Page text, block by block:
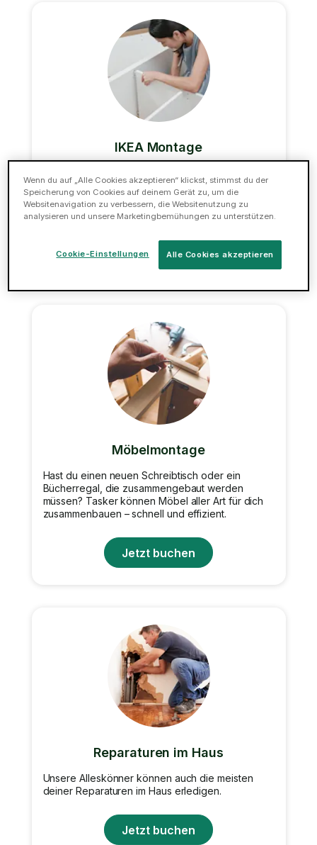
IKEA Montage
zusammenbauen zu müssen? Wir können deinen
Schreibtisch, dein Bett, deinen Schrank oder dein
Bücherregal zusammenbauen.
Jetzt buchen
Möbelmontage
Hast du einen neuen Schreibtisch oder ein
Bücherregal, die zusammengebaut werden
müssen? Tasker können Möbel aller Art für dich
zusammenbauen – schnell und effizient.
Jetzt buchen
Reparaturen im Haus
Unsere Alleskönner können auch die meisten
deiner Reparaturen im Haus erledigen.
Jetzt buchen
Wenn du auf „Alle Cookies akzeptieren“ klickst, stimmst du der
Speicherung von Cookies auf deinem Gerät zu, um die
Websitenavigation zu verbessern, die Websitenutzung zu
analysieren und unsere Marketingbemühungen zu unterstützen.
Alle Cookies akzeptieren
Cookie-Einstellungen